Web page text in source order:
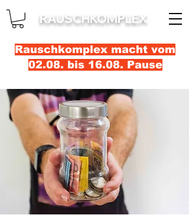
RAUSCHKOMPLEX
Rauschkomplex macht vom
02.08. bis 16.08. Pause